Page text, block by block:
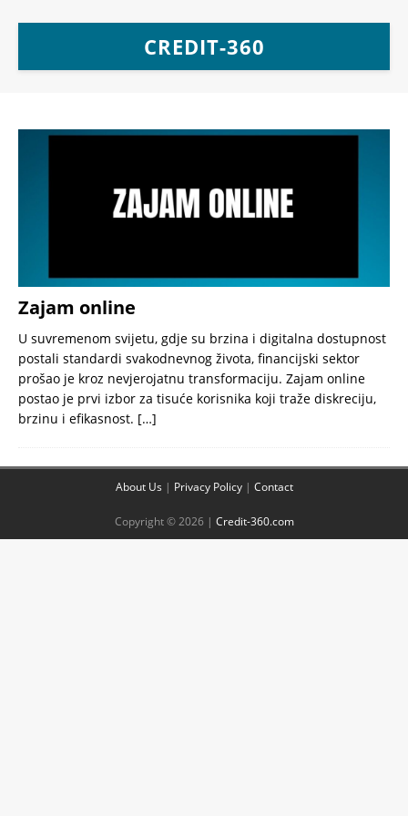
CREDIT-360
Zajam online
U suvremenom svijetu, gdje su brzina i digitalna dostupnost
postali standardi svakodnevnog života, financijski sektor
prošao je kroz nevjerojatnu transformaciju. Zajam online
postao je prvi izbor za tisuće korisnika koji traže diskreciju,
brzinu i efikasnost. […]
About Us | Privacy Policy| Contact
Copyright © 2026 | Credit-360.com